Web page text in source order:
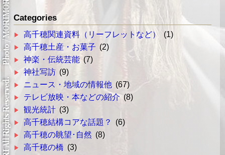
Categories
高千穂関連資料（リーフレットなど） (1)
高千穂土産・お菓子 (2)
神楽・伝統芸能 (7)
神社写訪 (9)
ニュース・地域の情報他 (67)
テレビ放映・本などの紹介(8)
観光統計 (3)
高千穂結構コアな話題？
(6)
高千穂の眺望･自然 (8)
高千穂の橋 (3)